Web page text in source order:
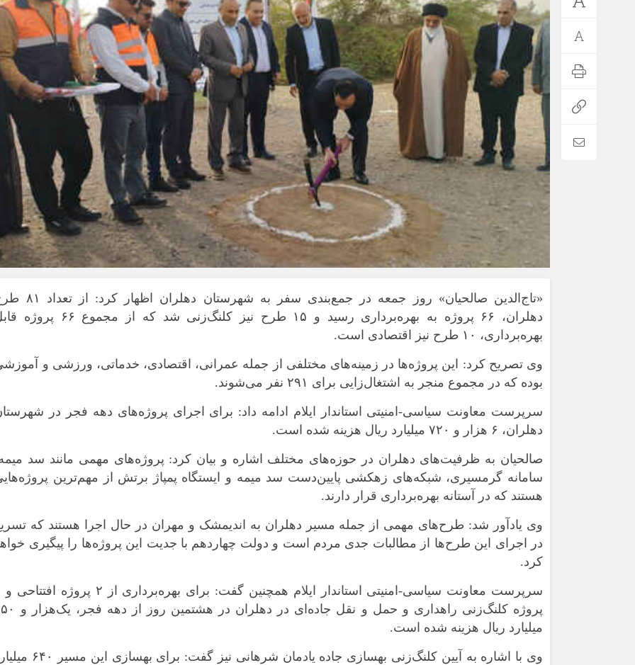
*فرهنگی
ایثار و شهادت
*جهان
بین الملل
آسیای غربی
آمریکا و اروپا
*چندرسانه‌ای
فیلم
گالری
اینفوگرافی
عکس
*استان ها
آذربایجان
آذربایجان
اردبیل
اصفهان
چهار محال و
خراسان
قزوین
کردستان
کرمان
کهگلویه و
«تاج‌الدین صالحیان» روز جمعه در جمع‌بندی سفر به شهرستان
دهلران، ۶۶ پروژه به بهره‌برداری رسید و ۱۵ طرح نیز کلنگ‌زنی شد که از مجموع
بهره‌برداری، ۱۰ طرح نیز اقتصادی است.
وی تصریح کرد: این پروژه‌ها در زمینه‌های مختلفی از جمله عمرانی، اقتصادی، خدماتی، ورزشی و
بوده که در مجموع منجر به اشتغال‌زایی برای ۲۹۱ نفر می‌شوند.
سرپرست معاونت سیاسی-امنیتی استاندار ایلام ادامه داد: برای اجرای پروژه‌های دهه فجر در
دهلران، ۶ هزار و ۷۲۰ میلیارد ریال هزینه شده است.
صالحیان به ظرفیت‌های دهلران در حوزه‌های مختلف اشاره و بیان کرد: پروژه‌های مهمی مانند سد
سامانه گرمسیری، شبکه‌های زهکشی پایین‌دست سد میمه و ایستگاه پمپاژ برتش از مهم‌ترین
هستند که در آستانه بهره‌برداری قرار دارند.
وی یادآور شد: طرح‌های مهمی از جمله مسیر دهلران به اندیمشک و مهران در حال اجرا هستند که
در اجرای این طرح‌ها از مطالبات جدی مردم است و دولت چهاردهم با جدیت این پروژه‌ها را پیگیری
کرد.
پروژه کلنگ‌زنی راهداری و حمل و نقل جاده‌ای در
میلیارد ریال هزینه شده است.
وی با اشاره به آیین کلنگ‌زنی بهسازی جاده یادمان شرهانی نیز گفت: برای